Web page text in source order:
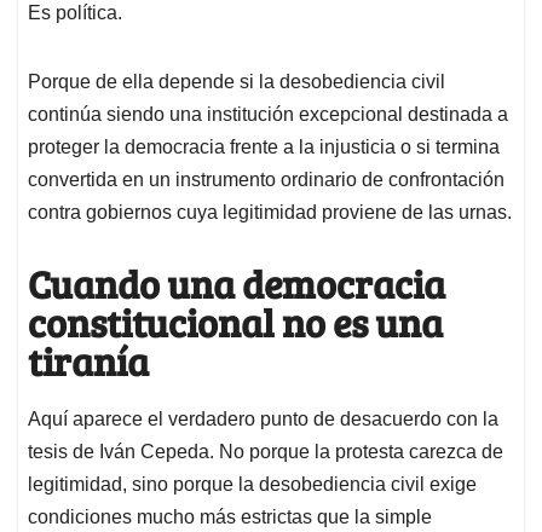
Es política.
Porque de ella depende si la desobediencia civil
continúa siendo una institución excepcional destinada a
proteger la democracia frente a la injusticia o si termina
convertida en un instrumento ordinario de confrontación
contra gobiernos cuya legitimidad proviene de las urnas.
Cuando una democracia
constitucional no es una
tiranía
Aquí aparece el verdadero punto de desacuerdo con la
tesis de Iván Cepeda. No porque la protesta carezca de
legitimidad, sino porque la desobediencia civil exige
condiciones mucho más estrictas que la simple